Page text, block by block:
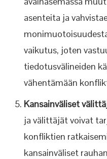
asenteita ja
vaikutus, joten
tiedotusvälineiden
vähentämään
Kansainväliset
ja välittäjät voivat
konfliktien
kansainväliset